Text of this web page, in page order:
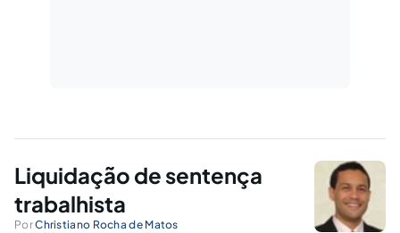
Liquidação de sentença
trabalhista
PorChristiano Rocha de Matos